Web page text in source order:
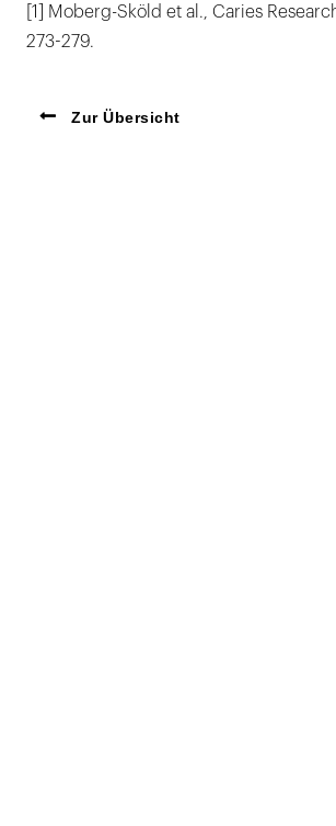
[1] Moberg-Sköld et al., Caries
273-279.
Zur Übersicht